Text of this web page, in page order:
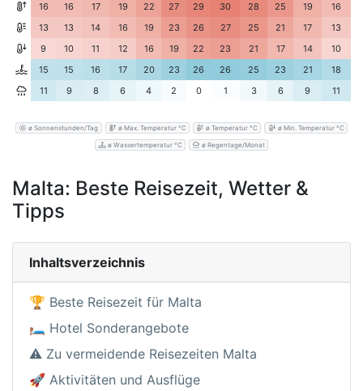
16
16 17 19 22 27 29 30 28 25 19
16
13
13 14 16 19 23 26 27 25 21 17
13
9
10 11 12 16 19 22 23 21 17 14
10
15
15 16 17 20 23 26 26 25 23 21
18
11
9 8 6 4 2 0 1 3 6 9 11
ø Sonnenstunden/Tag ø Max. Temperatur °C ø Temperatur °C ø Min. Temperatur °C
ø Wassertemperatur °C ø Regentage/Monat
Malta: Beste Reisezeit, Wetter &
Tipps
Inhaltsverzeichnis
🏆 Beste Reisezeit für Malta
🛏️ Hotel Sonderangebote
⚠️ Zu vermeidende Reisezeiten Malta
🚀 Aktivitäten und Ausflüge